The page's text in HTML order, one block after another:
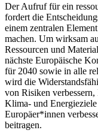
Der Aufruf für ein
fordert die
einem zentralen
machen. Um wirksam
Ressourcen und
nächste Europäische
für 2040 sowie in alle
wird die
von Risiken
Klima- und
Europäer*innen
beitragen.